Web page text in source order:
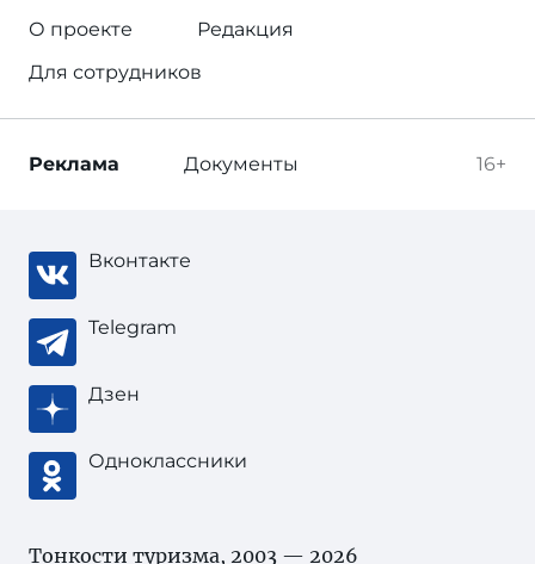
О проекте
Редакция
Для сотрудников
16+
Реклама Документы
Вконтакте
Telegram
Дзен
Одноклассники
Тонкости туризма, 2003 — 2026